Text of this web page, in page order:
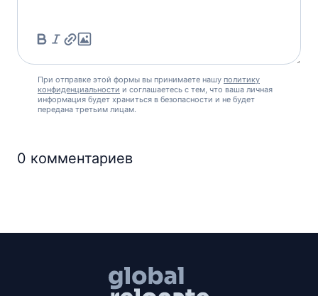
При отправке этой формы вы принимаете нашу политику
конфиденциальности и соглашаетесь с тем, что ваша личная
информация будет храниться в безопасности и не будет
передана третьим лицам.
0 комментариев